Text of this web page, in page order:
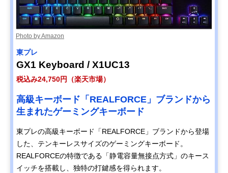
Photo by Amazon
東プレ
GX1 Keyboard / X1UC13
税込み24,750円（楽天市場）
高級キーボード「REALFORCE」ブランドから
生まれたゲーミングキーボード
東プレの高級キーボード「REALFORCE」ブランドから登場
した、テンキーレスサイズのゲーミングキーボード。
REALFORCEの特徴である「静電容量無接点方式」のキース
イッチを搭載し、独特の打鍵感を得られます。